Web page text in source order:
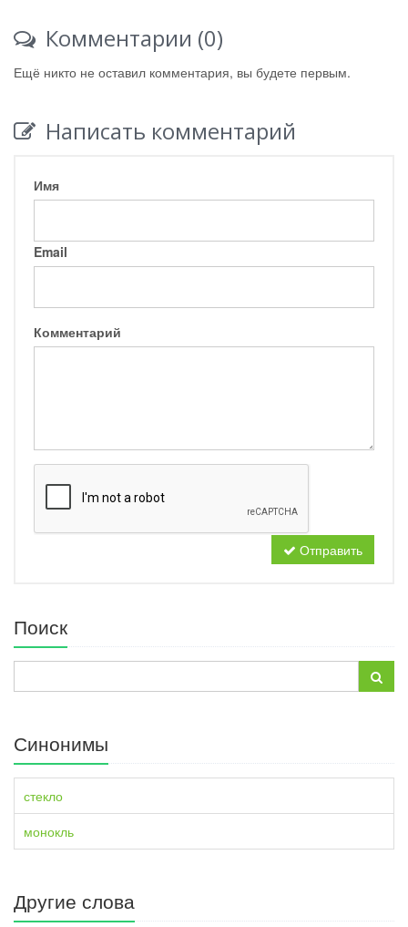
Комментарии (0)
Ещё никто не оставил комментария, вы будете первым.
Написать комментарий
Имя
Email
Комментарий
Отправить
Поиск
Синонимы
стекло
монокль
Другие слова